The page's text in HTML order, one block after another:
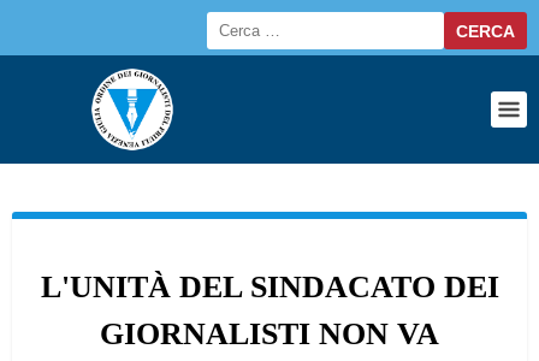
L'UNITÀ DEL SINDACATO DEI
GIORNALISTI NON VA